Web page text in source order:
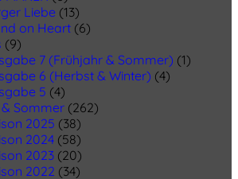
Liebe (13)
on Heart (6)
(9)
7 (Frühjahr & Sommer) (1)
6 (Herbst & Winter) (4)
5 (4)
Sommer (262)
2025 (38)
2024 (58)
2023 (20)
2022 (34)